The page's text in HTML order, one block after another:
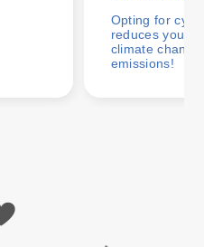
Opting for
reduces your
climate
emissions!